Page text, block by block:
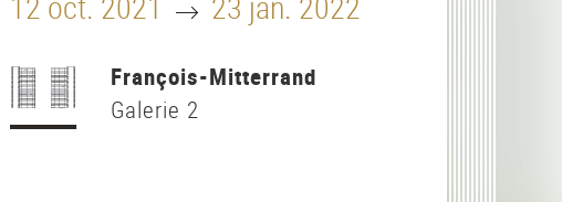
François-Mitterrand
Galerie 2